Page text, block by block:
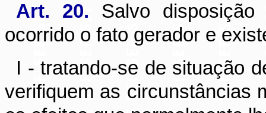
Art. 20. Salvo
ocorrido o fato gerador e
I - tratando-se de situação
verifiquem as circunstâncias